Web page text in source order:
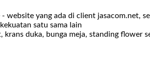
yang ada di client jasacom.net,
satu sama lain
duka, bunga meja, standing flower